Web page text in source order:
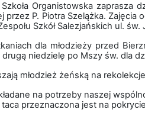
Organistowska zaprasza
przez P. Piotra Szelążka. Zajęcia
Szkół Salezjańskich ul.
dla młodzieży przed
drugą niedzielę po Mszy św. dla
młodzież żeńską na
na potrzeby naszej
przeznaczona jest na